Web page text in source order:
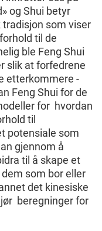
og Shui betyr
tradisjon som viser
til de
ble Feng Shui
slik at forfedrene
etterkommere -
Feng Shui for de
for hvordan
til
potensiale som
gjennom å
til å skape et
som bor eller
det kinesiske
beregninger for